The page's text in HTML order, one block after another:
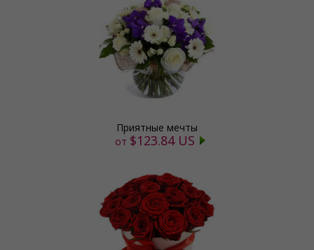
Приятные мечты
от $123.84 US